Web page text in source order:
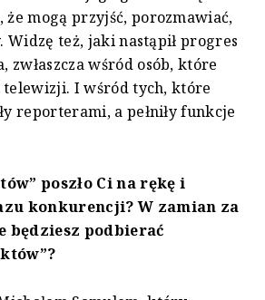
że mogą przyjść, porozmawiać,
Widzę też, jaki nastąpił progres
zwłaszcza wśród osób, które
telewizji. I wśród tych, które
reporterami, a pełniły funkcje
poszło Ci na rękę i
konkurencji? W zamian za
będziesz podbierać